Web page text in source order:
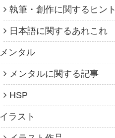
執筆・創作に関するヒント
日本語に関するあれこれ
メンタル
メンタルに関する記事
HSP
イラスト